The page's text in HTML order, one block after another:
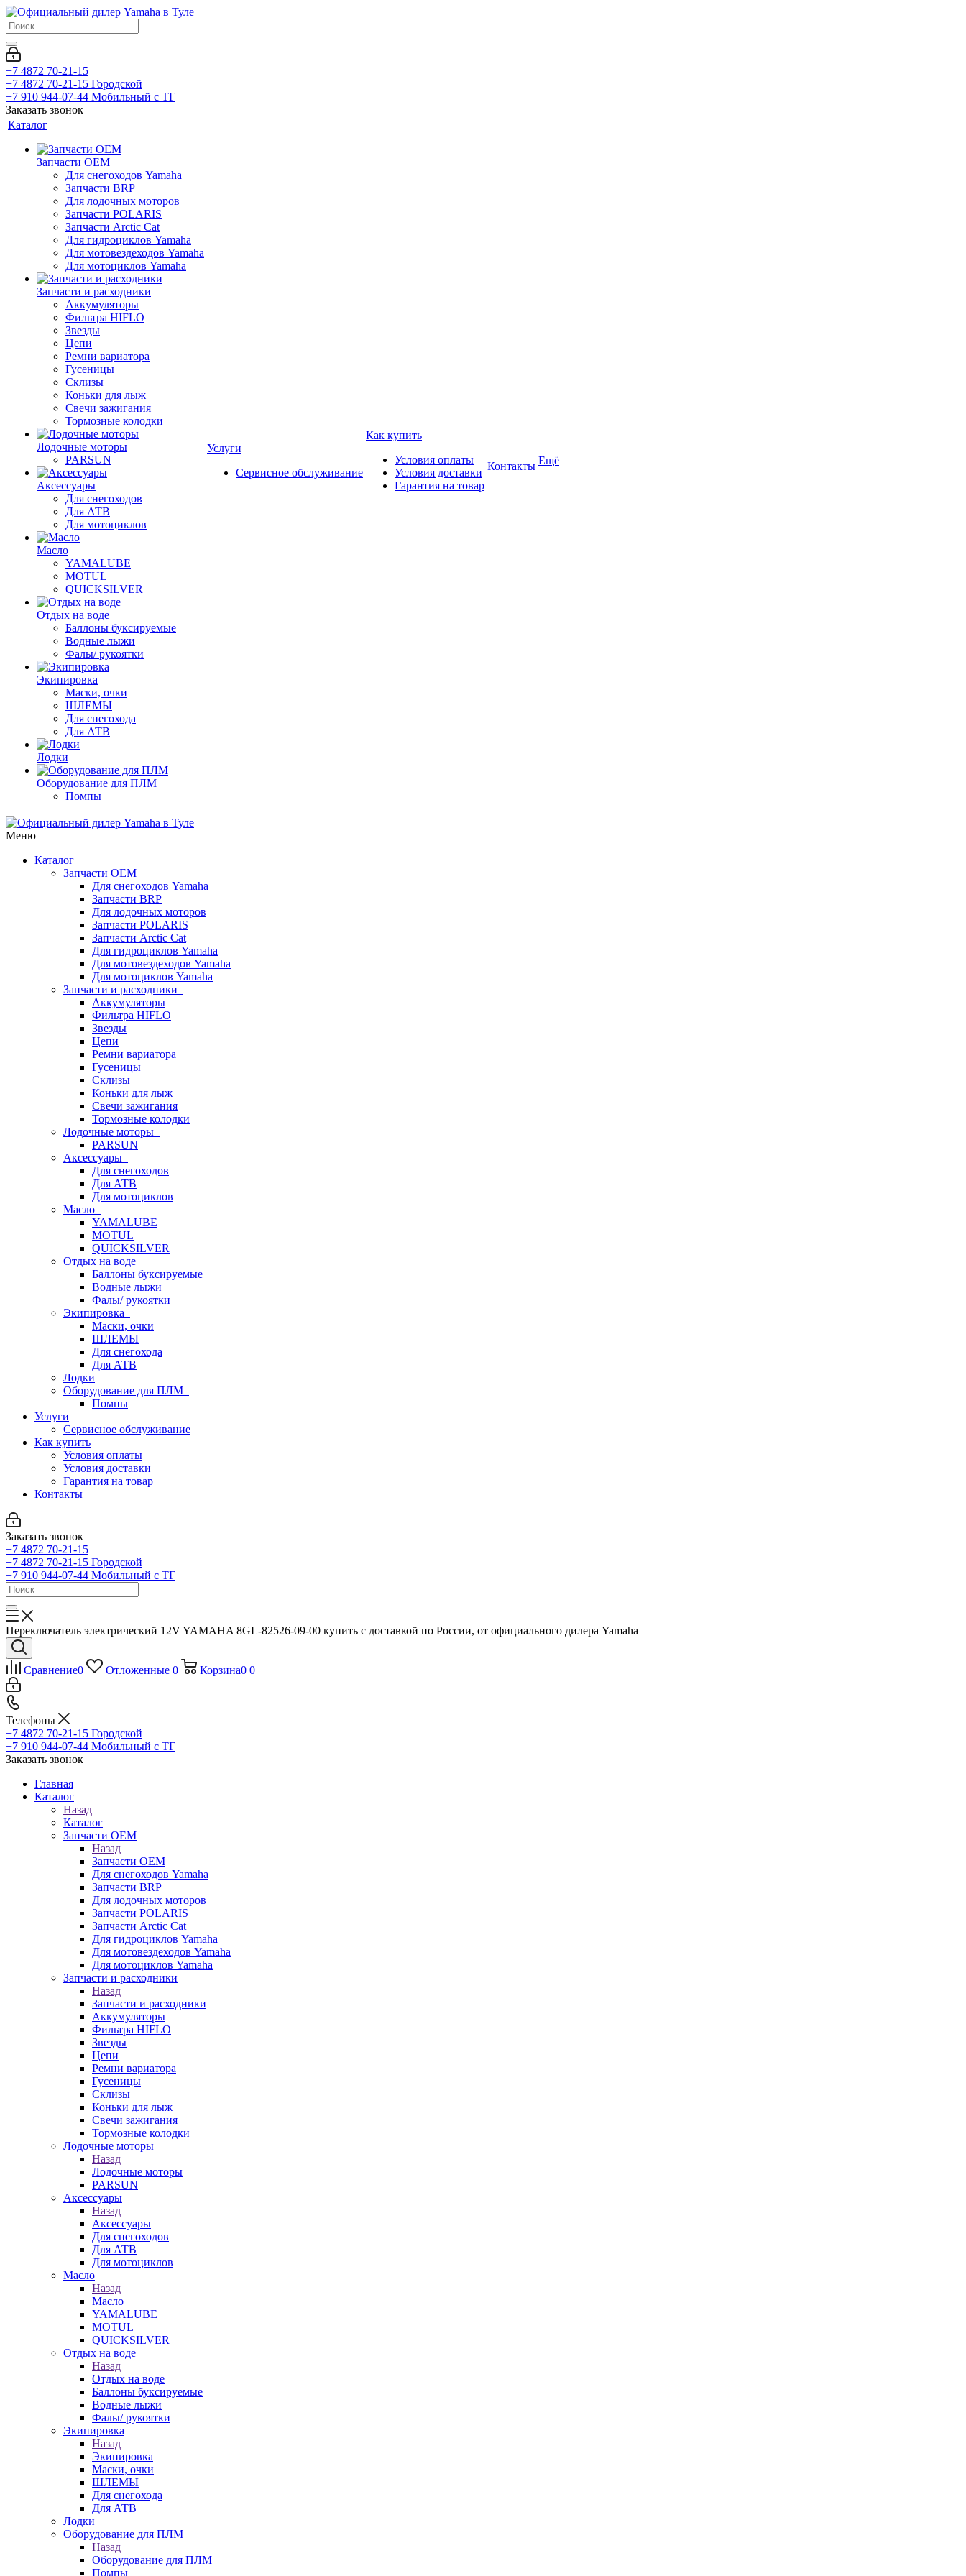
+7 4872 70-21-15
+7 4872 70-21-15 Городской
+7 910 944-07-44 Мобильный с ТГ
Заказать звонок
Каталог
Запчасти OEM
Для снегоходов Yamaha
Запчасти BRP
Для лодочных моторов
Запчасти POLARIS
Запчасти Arctic Cat
Для гидроциклов Yamaha
Для мотовездеходов Yamaha
Для мотоциклов Yamaha
Запчасти и расходники
Аккумуляторы
Фильтра HIFLO
Звезды
Цепи
Ремни вариатора
Гусеницы
Склизы
Коньки для лыж
Свечи зажигания
Тормозные колодки
Лодочные моторы
PARSUN
Аксессуары
Для снегоходов
Для АТВ
Для мотоциклов
Масло
YAMALUBE
MOTUL
QUICKSILVER
Отдых на воде
Баллоны буксируемые
Водные лыжи
Фалы/ рукоятки
Экипировка
Маски, очки
ШЛЕМЫ
Для снегохода
Для АТВ
Лодки
Оборудование для ПЛМ
Помпы
Услуги
Сервисное обслуживание
Как купить
Условия оплаты
Условия доставки
Гарантия на товар
Контакты Ещё
Меню
Каталог
Запчасти OEM
Для снегоходов Yamaha
Запчасти BRP
Для лодочных моторов
Запчасти POLARIS
Запчасти Arctic Cat
Для гидроциклов Yamaha
Для мотовездеходов Yamaha
Для мотоциклов Yamaha
Запчасти и расходники
Аккумуляторы
Фильтра HIFLO
Звезды
Цепи
Ремни вариатора
Гусеницы
Склизы
Коньки для лыж
Свечи зажигания
Тормозные колодки
Лодочные моторы
PARSUN
Аксессуары
Для снегоходов
Для АТВ
Для мотоциклов
Масло
YAMALUBE
MOTUL
QUICKSILVER
Отдых на воде
Баллоны буксируемые
Водные лыжи
Фалы/ рукоятки
Экипировка
Маски, очки
ШЛЕМЫ
Для снегохода
Для АТВ
Лодки
Оборудование для ПЛМ
Помпы
Услуги
Сервисное обслуживание
Как купить
Условия оплаты
Условия доставки
Гарантия на товар
Контакты
Заказать звонок
+7 4872 70-21-15
+7 4872 70-21-15 Городской
+7 910 944-07-44 Мобильный с ТГ
Переключатель электрический 12V YAMAHA 8GL-82526-09-00 купить с доставкой по России, от официального дилера Yamaha
Сравнение0 Отложенные 0 Корзина0 0
Телефоны
+7 4872 70-21-15 Городской
+7 910 944-07-44 Мобильный с ТГ
Заказать звонок
Главная
Каталог
Назад
Каталог
Запчасти OEM
Назад
Запчасти OEM
Для снегоходов Yamaha
Запчасти BRP
Для лодочных моторов
Запчасти POLARIS
Запчасти Arctic Cat
Для гидроциклов Yamaha
Для мотовездеходов Yamaha
Для мотоциклов Yamaha
Запчасти и расходники
Назад
Запчасти и расходники
Аккумуляторы
Фильтра HIFLO
Звезды
Цепи
Ремни вариатора
Гусеницы
Склизы
Коньки для лыж
Свечи зажигания
Тормозные колодки
Лодочные моторы
Назад
Лодочные моторы
PARSUN
Аксессуары
Назад
Аксессуары
Для снегоходов
Для АТВ
Для мотоциклов
Масло
Назад
Масло
YAMALUBE
MOTUL
QUICKSILVER
Отдых на воде
Назад
Отдых на воде
Баллоны буксируемые
Водные лыжи
Фалы/ рукоятки
Экипировка
Назад
Экипировка
Маски, очки
ШЛЕМЫ
Для снегохода
Для АТВ
Лодки
Оборудование для ПЛМ
Назад
Оборудование для ПЛМ
Помпы